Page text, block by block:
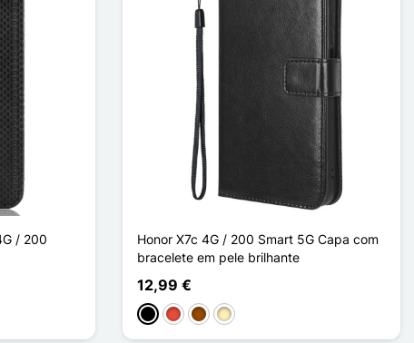
/ 200
Honor X7c 4G / 200 Smart 5G Capa com
bracelete em pele brilhante
12,99 €
PretoVermelho
Castanho
Ouro